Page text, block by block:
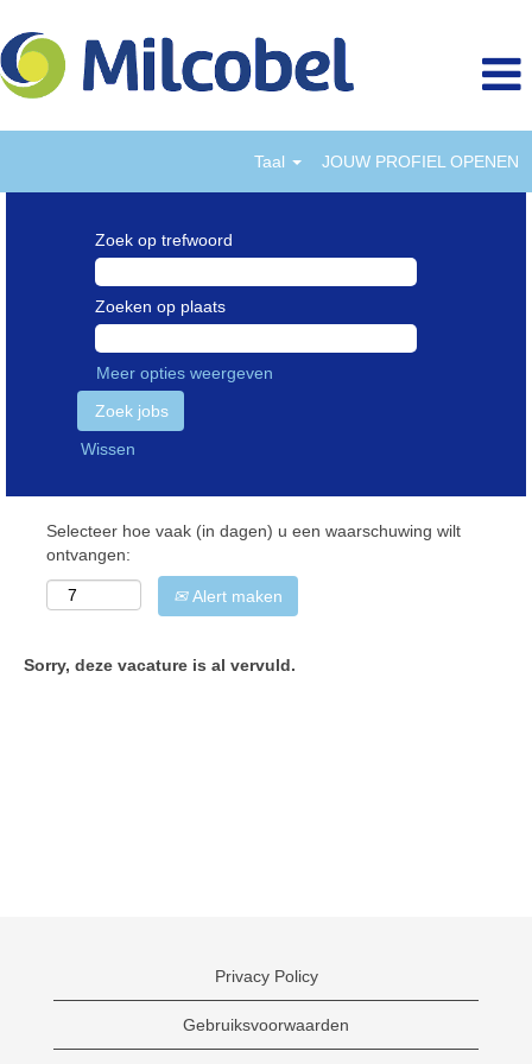
Taal JOUW PROFIEL OPENEN
Zoek op trefwoord
Zoeken op plaats
Meer opties weergeven
Wissen
Selecteer hoe vaak (in dagen) u een waarschuwing wilt
ontvangen:
Alert maken
Sorry, deze vacature is al vervuld.
Privacy Policy
Gebruiksvoorwaarden